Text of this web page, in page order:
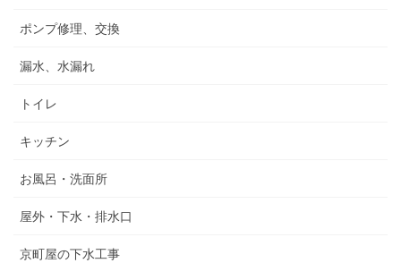
ポンプ修理、交換
漏水、水漏れ
トイレ
キッチン
お風呂・洗面所
屋外・下水・排水口
京町屋の下水工事